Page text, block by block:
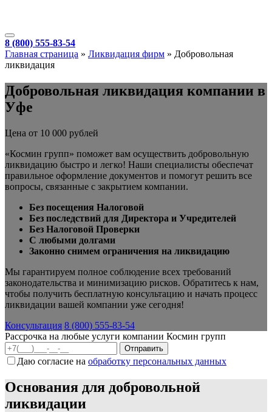
8 (800) 555-83-54
Главная страница » Ликвидация фирм » Добровольная
ликвидация
Добровольная ликвидация компании в
Уфе
Цена от 10 000 рублей
«Космин групп» поможет вам осуществить добровольную
ликвидацию быстро и легко! Наши специалисты обеспечат
правильное оформление документов и помогут решить все
вопросы, связанные с закрытием компании.
Без посещения Налоговой
Без последствий для Директора и Учредителей
Без Налоговой Проверки
С любыми долгами
Законно снимем ограничения на ликвидацию
Мы гарантируем полное соблюдение всех требований
законодательства и минимизацию рисков. Обратитесь к нам,
чтобы получить бесплатную консультацию и начать процесс
ликвидации вашей компании уже сегодня!
Консультация 8 (800) 555-83-54
Рассрочка на любые услуги компании Космин групп
Даю согласие на обработку персональных данных
Основания для добровольной
ликвидации